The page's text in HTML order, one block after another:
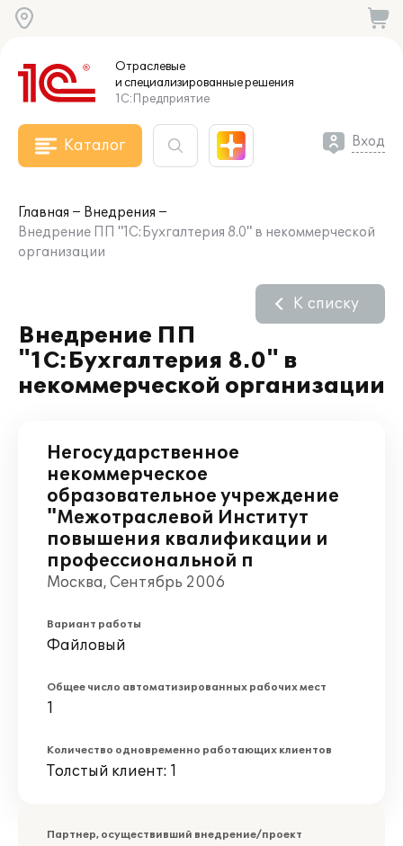
Отраслевые
и специализированныерешения
1С:Предприятие
Каталог Вход
Главная
Внедрения
Внедрение ПП "1С:Бухгалтерия 8.0" в некоммерческой
организации
Внедрение ПП
"1С:Бухгалтерия 8.0" в
некоммерческой организации
К списку
Негосударственное
некоммерческое
образовательное учреждение
"Межотраслевой Институт
повышения квалификации и
профессиональной п
Москва, Сентябрь 2006
Вариант работы
Файловый
Общее число автоматизированных рабочих мест
1
Количество одновременно работающих клиентов
Толстый клиент: 1
Партнер, осуществивший внедрение/проект